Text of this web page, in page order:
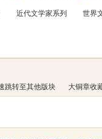
近代文学家系列 世界
大铜章收